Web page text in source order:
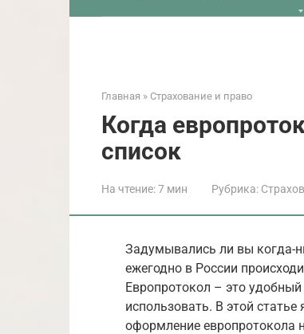
Главная » Страхование и право
Когда
список
На чтение:7 мин Рубрика:
Задумывались ли вы когда-
ежегодно в России
Европротокол – это
использовать. В этой
оформление европротокола